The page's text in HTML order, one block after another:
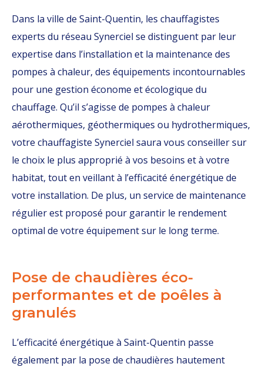
Dans la ville de Saint-Quentin, les chauffagistes
experts du réseau Synerciel se distinguent par leur
expertise dans l’installation et la maintenance des
pompes à chaleur, des équipements incontournables
pour une gestion économe et écologique du
chauffage. Qu’il s’agisse de pompes à chaleur
aérothermiques, géothermiques ou hydrothermiques,
votre chauffagiste Synerciel saura vous conseiller sur
le choix le plus approprié à vos besoins et à votre
habitat, tout en veillant à l’efficacité énergétique de
votre installation. De plus, un service de maintenance
régulier est proposé pour garantir le rendement
optimal de votre équipement sur le long terme.
Pose de chaudières éco-
performantes et de poêles à
granulés
L’efficacité énergétique à Saint-Quentin passe
également par la pose de chaudières hautement